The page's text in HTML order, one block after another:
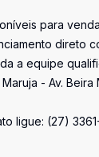
para
direto
a equipe
- Av.
ligue: (27)